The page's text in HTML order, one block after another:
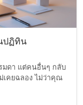
ปฏิทิน
ดา แต่คนอื่นๆ กลับ
เคยฉลอง ไม่ว่าคุณ